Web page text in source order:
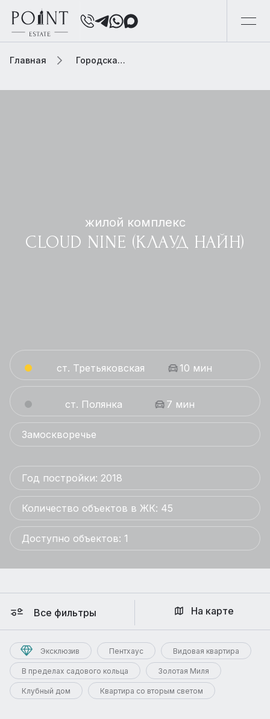
Главная Городская элитная недвижимость
жилой комплекс
CLOUD NINE (КЛАУД НАЙН)
ст. Третьяковская 10 мин
ст. Полянка 7 мин
Замоскворечье
Год постройки: 2018
Количество объектов в ЖК: 45
Доступно объектов: 1
Все фильтры
Эксклюзив Пентхаус Видовая квартира
В пределах садового кольца Золотая Миля
Клубный дом Квартира со вторым светом
На карте